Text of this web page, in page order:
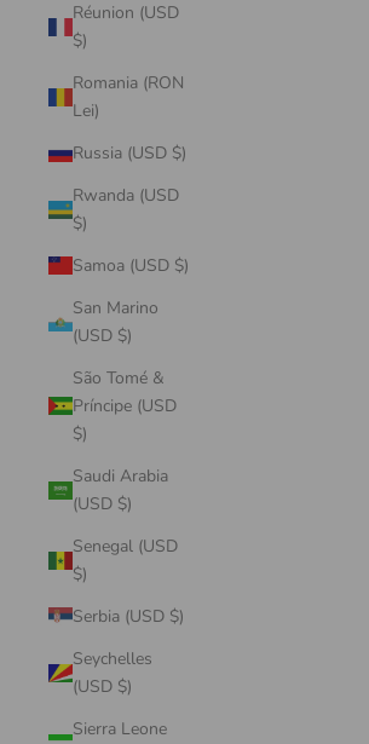
Réunion (USD
$)
Romania (RON
Lei)
Russia (USD $)
Rwanda (USD
$)
Samoa (USD $)
San Marino
(USD $)
São Tomé &
Príncipe (USD
$)
Saudi Arabia
(USD $)
Senegal (USD
$)
Serbia (USD $)
Seychelles
(USD $)
Sierra Leone